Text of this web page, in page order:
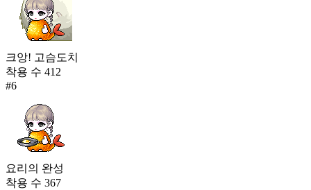
크앙! 고슴도치
착용 수 412
#6
요리의 완성
착용 수 367